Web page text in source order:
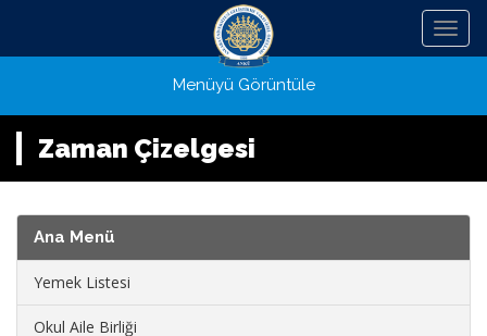
Menü
Menüyü Görüntüle
Zaman Çizelgesi
Ana Menü
Yemek Listesi
Okul Aile Birliği